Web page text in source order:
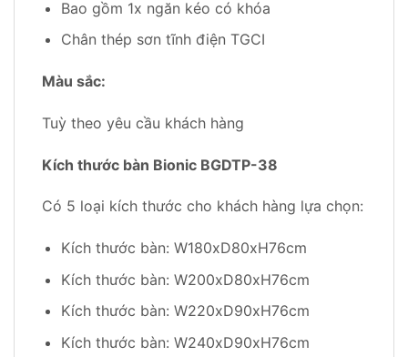
Bao gồm 1x ngăn kéo có khóa
Chân thép sơn tĩnh điện TGCI
Màu sắc:
Tuỳ theo yêu cầu khách hàng
Kích thước bàn Bionic BGDTP-38
Có 5 loại kích thước cho khách hàng lựa chọn:
Kích thước bàn: W180xD80xH76cm
Kích thước bàn: W200xD80xH76cm
Kích thước bàn: W220xD90xH76cm
Kích thước bàn: W240xD90xH76cm